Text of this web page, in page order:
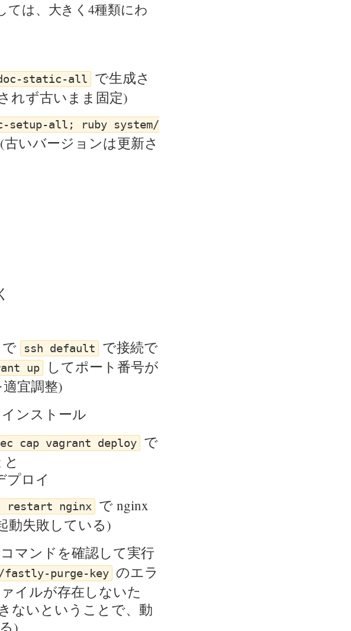
ては、大きく4種類にわ
static-all
で生成さ
れず古いまま固定)
setup-all; ruby system/
いバージョンは更新さ
で ssh default
で接続で
up
してポート番号が
適宜調整)
ンストール
cap vagrant deploy で
と
プロイ
restart nginx で nginx
動失敗している)
マンドを確認して実行
fastly-purge-key のエラ
イルが存在しないた
ないということで、動
)